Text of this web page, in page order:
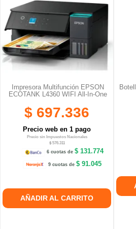
Impresora Multifunción EPSON
ECOTANK L4360 WIFI All-In-One
$ 697.336
Precio web en 1 pago
Precio sin Impuestos Nacionales
$ 576.311
6 cuotas de $ 131.774
9 cuotas de$ 91.045
AÑADIR AL CARRITO